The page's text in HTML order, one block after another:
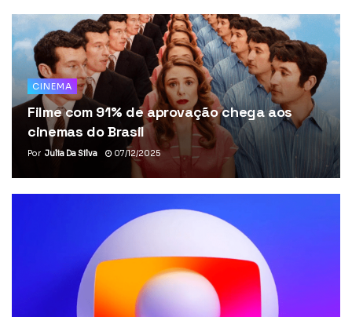
CINEMA
Filme com 91% de aprovação chega aos
cinemas do Brasil
Por Julia Da Silva 07/12/2025